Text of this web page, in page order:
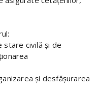
stare civilă şi de
şi desfăşurarea